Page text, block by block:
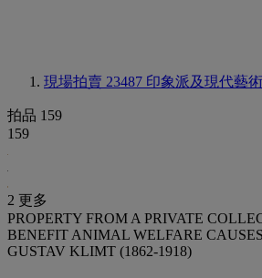
現場拍賣 23487 印象派及現代藝
拍品 159
159
2 更多
PROPERTY FROM A PRIVATE
BENEFIT ANIMAL WELFARE CAUSES
GUSTAV KLIMT (1862-1918)